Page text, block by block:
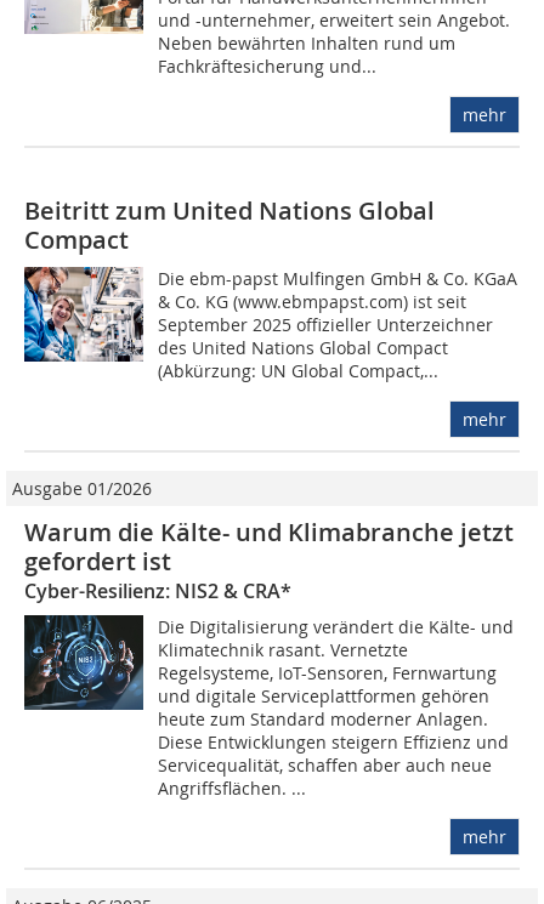
und -unternehmer, erweitert sein Angebot.
Neben bewährten Inhalten rund um
Fachkräftesicherung und...
mehr
Beitritt zum United Nations Global
Compact
Die ebm-papst Mulfingen GmbH & Co. KGaA
& Co. KG (www.ebmpapst.com) ist seit
September 2025 offizieller Unterzeichner
des United Nations Global Compact
(Abkürzung: UN Global Compact,...
mehr
Ausgabe 01/2026
Warum die Kälte- und Klima­branche jetzt
gefordert ist
Cyber-Resilienz: NIS2 & CRA*
Die Digitalisierung verändert die Kälte- und
Klimatechnik rasant. Vernetzte
Regelsysteme, IoT-Sensoren, Fernwartung
und digitale Serviceplattformen gehören
heute zum Standard moderner Anlagen.
Diese Entwicklungen steigern Effizienz und
Servicequalität, schaffen aber auch neue
Angriffsflächen. ...
mehr